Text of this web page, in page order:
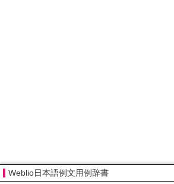
Weblio日本語例文用例辞書